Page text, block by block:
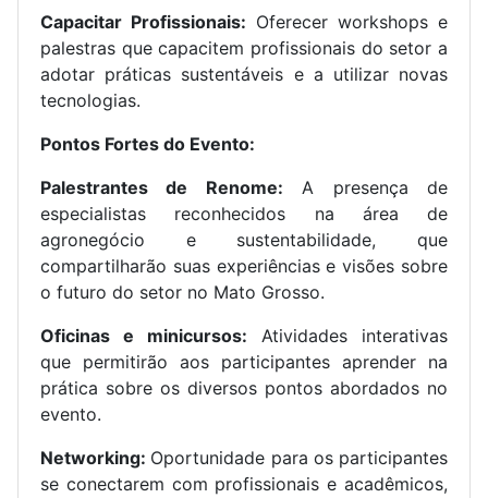
Capacitar Profissionais: Oferecer workshops e
palestras que capacitem profissionais do setor a
adotar práticas sustentáveis e a utilizar novas
tecnologias.
Pontos Fortes do Evento:
Palestrantes de Renome: A presença de
especialistas reconhecidos na área de
agronegócio e sustentabilidade, que
compartilharão suas experiências e visões sobre
o futuro do setor no Mato Grosso.
Oficinas e minicursos: Atividades interativas
que permitirão aos participantes aprender na
prática sobre os diversos pontos abordados no
evento.
Networking: Oportunidade para os participantes
se conectarem com profissionais e acadêmicos,